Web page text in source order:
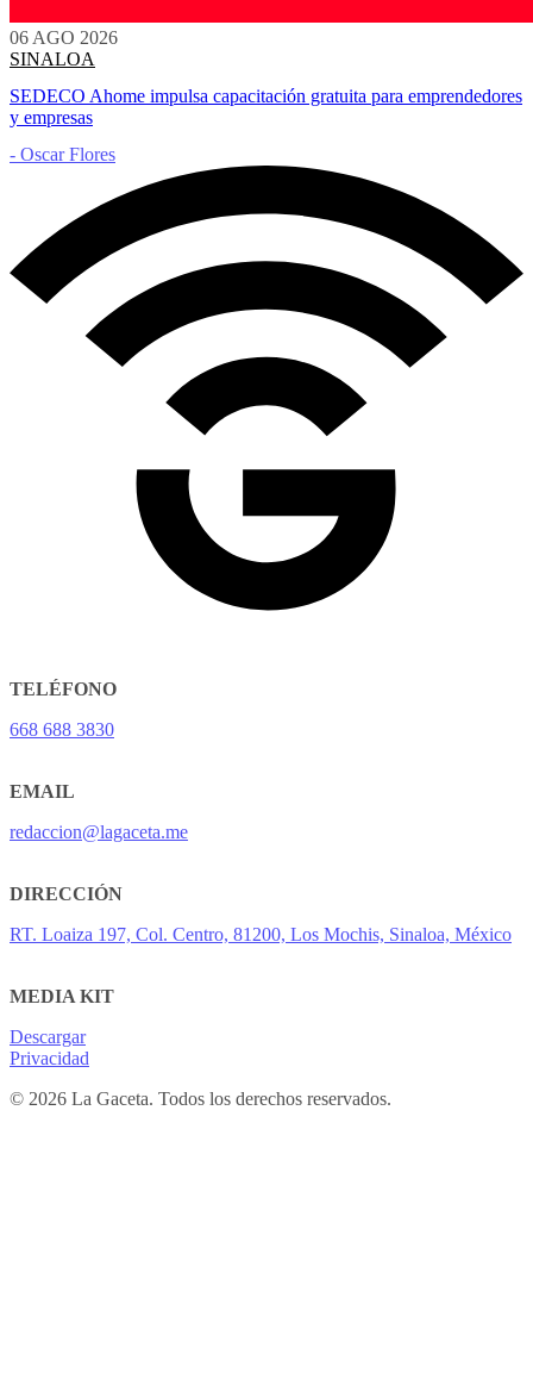
06 AGO 2026
SINALOA
SEDECO Ahome impulsa capacitación gratuita para emprendedores
y empresas
- Oscar Flores
TELÉFONO
668 688 3830
EMAIL
redaccion@lagaceta.me
DIRECCIÓN
RT. Loaiza 197, Col. Centro, 81200, Los Mochis, Sinaloa, México
MEDIA KIT
Descargar
Privacidad
© 2026 La Gaceta. Todos los derechos reservados.